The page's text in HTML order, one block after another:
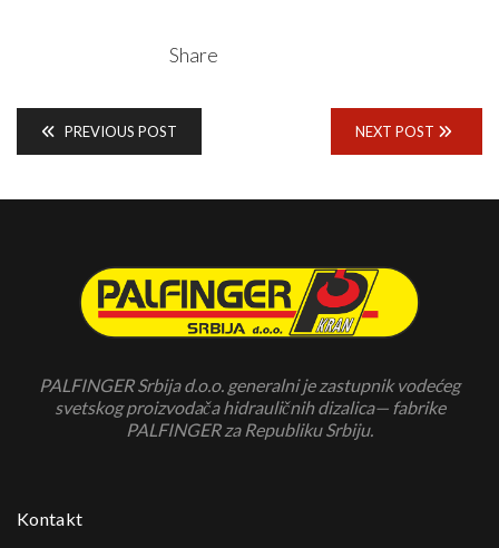
Share
PREVIOUS POST NEXT POST
PALFINGER Srbija d.o.o. generalni je zastupnik vodećeg
svetskog proizvodača hidrauličnih dizalica— fabrike
PALFINGER za Republiku Srbiju.
Kontakt